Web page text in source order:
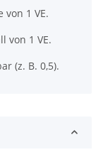
1 VE.
von 1 VE.
(z. B. 0,5).